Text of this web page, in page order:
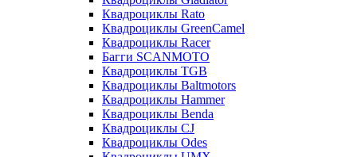
Квадроциклы Rato
Квадроциклы GreenCamel
Квадроциклы Racer
Багги SCANMOTO
Квадроциклы TGB
Квадроциклы Baltmotors
Квадроциклы Hammer
Квадроциклы Benda
Квадроциклы CJ
Квадроциклы Odes